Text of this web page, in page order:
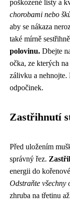
poškozené listy a
chorobami nebo
aby se nákaza
také mírně
polovinu. Dbejte
očka, ze kterých
zálivku a nehnojte.
odpočinek.
Zastřihnutí
Před uložením
správný řez.
energii do
Odstraňte všechny
zhruba na třetinu